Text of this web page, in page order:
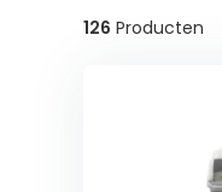
126 Producten